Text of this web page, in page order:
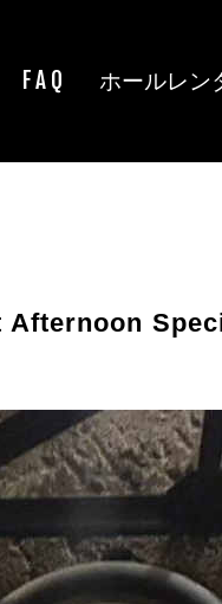
FAQ ホールレン